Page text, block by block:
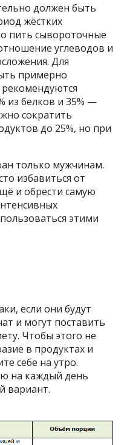
должен быть
жёстких
пить сывороточные
углеводов и
Для
примерно
из белков и 35% —
сократить
до 25%, но при
только мужчинам.
избавиться от
и обрести самую
этими
если они будут
и могут поставить
Чтобы этого не
в продуктах и
себе на утро.
на каждый день
вариант.